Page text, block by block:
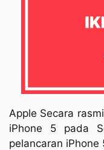
Apple Secara
iPhone 5 pada
pelancaran iPhone